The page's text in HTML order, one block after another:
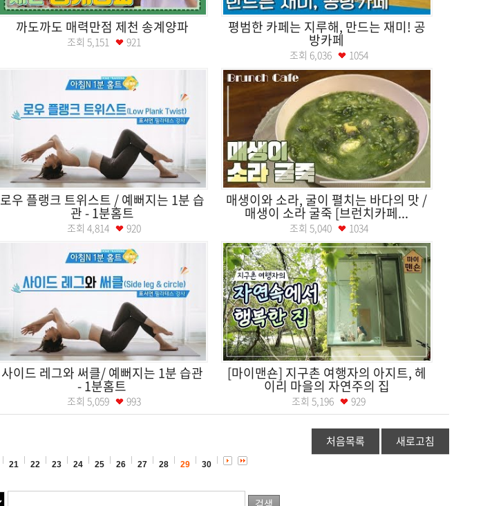
까도까도 매력만점 제천 송계양파
조회 5,151 921
평범한 카페는 지루해, 만드는 재미! 공
방카페
조회 6,036 1054
로우 플랭크 트위스트 / 예뻐지는 1분 습
관 - 1분홈트
조회 4,814 920
매생이와 소라, 굴이 펼치는 바다의 맛 /
매생이 소라 굴죽 [브런치카페...
조회 5,040 1034
사이드 레그와 써클/ 예뻐지는 1분 습관
- 1분홈트
조회 5,059 993
[마이맨숀] 지구촌 여행자의 아지트, 헤
이리 마을의 자연주의 집
조회 5,196 929
처음목록 새로고침
21 22 23 24 25 26 27 28 29 30